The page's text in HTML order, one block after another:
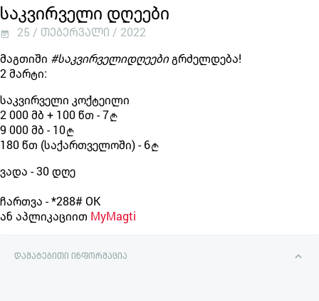
საკვირველი დღეები
25 / თებერვალი / 2022
მაგთიში #საკვირველიდღეებიგრძელდება!
2 მარტი:
საკვირველი კოქტეილი
2 000 მბ + 100 წთ - 7
9 000 მბ - 10
180 წთ (საქართველოში) - 6
ვადა - 30 დღე
ჩართვა -*288# OK
ან აპლიკაციით MyMagti
დამატებითი ინფორმაცია